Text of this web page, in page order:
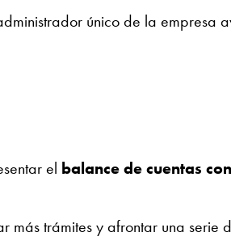
único de la empresa
el balance de cuentas
trámites y afrontar una serie